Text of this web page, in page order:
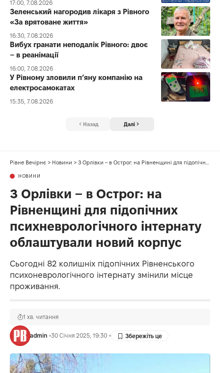
17:00, 7.08.2026
Зеленський нагородив лікаря з Рівного
«За врятоване життя»
16:30, 7.08.2026
Вибух гранати неподалік Рівного: двоє
– в реанімації
16:00, 7.08.2026
У Рівному зловили п’яну компанію на
електросамокатах
15:35, 7.08.2026
Назад Далі
Рівне Вечірнє > Новини > З Орлівки – в Острог: на Рівненщині для підопічних психневрологічного інтернату облаштували новий корпус
НОВИНИ
З Орлівки – в Острог: на
Рівненщині для підопічних
психневрологічного інтернату
облаштували новий корпус
Сьогодні 82 колишніх підопічних Рівненського
психоневрологічного інтернату змінили місце
проживання.
admin 30 Січня 2025, 19:30
1 хв. читання